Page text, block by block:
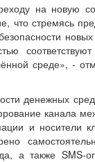
на новую
что стремясь
среде», -
денежных
канала
и носители
а также SMS-